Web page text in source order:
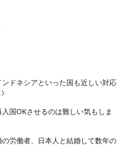
ドネシアといった国も近しい対応
国OKさせるのは難しい気もしま
労働者、日本人と結婚して数年の